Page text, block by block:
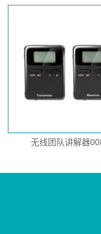
无线团队讲解器